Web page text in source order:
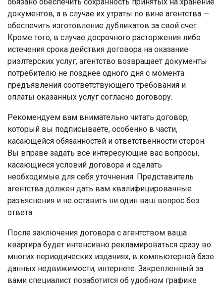
документов, а в случае их утраты по вине агентства —
обеспечить изготовление дубликатов за свой счет.
Кроме того, в случае досрочного расторжения либо
истечения срока действия договора на оказание
риэлтерских услуг, агентство возвращает документы
потребителю не позднее одного дня с момента
предъявления соответствующего требования и
оплаты оказанных услуг согласно договору.
Рекомендуем вам внимательно читать договор,
который вы подписываете, особенно в части,
касающейся обязанностей и ответственности сторон.
Вы вправе задать все интересующие вас вопросы,
касающиеся условий договора и сделать
необходимые для себя уточнения. Представитель
агентства должен дать вам квалифицированные
разъяснения и не оставить ни один ваш вопрос без
ответа.
После заключения договора с агентством ваша
квартира будет интенсивно рекламироваться сразу во
многих периодических изданиях, в компьютерной базе
данных недвижимости, интернете. Закрепленный за
вами специалист позаботится об удобном графике